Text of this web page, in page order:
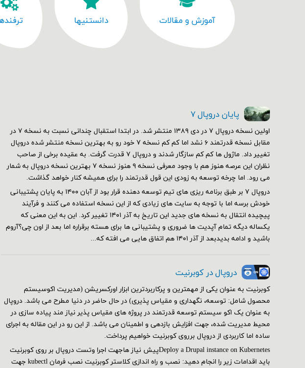
آموزش و مقالات دانستنیها
پایان دروپال ۷
اولین نسخه دروپال ۷ در دی ۱۳۸۹ منتشر شد. در ابتدا استقبال چندانی نسبت به نسخه ۷ در
مقابل نسخه قدرتمند ۶ نشد اما کم کم نسخه ۷ خود رو به بهترین نسخه منتشر شده دروپال
تغییر داد. ماژول ها کم کم سازگار شدند و دروپال ۷ قدرت گرفت. به عقیده برخی از صاحب
نظران این عرصه هنوز هم با وجود معرفی نسخه ۹ هنوز نسخه ۷ بهترین نسخه دروپال به شمار
می رود. اما چرخه توسعه به زودی این قول قدرتمند را برای همیشه کنار خواهد گذاشت.
دروپال ۷ بر طبق برنامه ریزی های تیم توسعه دهنده قرار بود از آبان ۱۴۰۰ به پایان پشتیبانی
خودش برسه اما با توجه به سایت های زیادی که از این نسخه استفاده می کنند و فرآیند
پیچیده انتقال به نسخه های جدید این تاریخ به آذر ۱۴۰۱ تغییر کرد. این به این معنی که
یکساله دیگه تمام آپدیت ها ضروری و پشتیبانی ها برای هسته برقراره اما بعد از اون چی؟آروم
باشید و ادامه بدیدبعد از آذر ۱۴۰۱ هم اتفاق هایی می افته که...
دروپال در کوبرنیت
کوبرنیت به عنوان یکی از مهمترین و پرکاربردترین ابزار اورکسریشن (مدیریت اکوسیستم
محصول شامل: توسعه، نگهداری و مقیاس پذیری) در حال حاضر در دنیا مطرح می باشد. دروپال
به عنوان یک اکو سیستم توسعه قدرتمند در پروژه های مقیاس پذیر نیاز مند پیاده سازی در
محیط مدیریت شده، جهت افزایش بازدهی و اطمینان می باشد. از این رو در این مقاله به اجرای
ساده اما کاربردی از دروپال برروی کوبرنیت خواهیم پرداخت.
Deploy a Drupal instance on Kubernetesپیش نیاز هاجهت اجرا وتست دروپال بر روی کوبرنیت
باید اقدامات زیر را انجام دهید: نصب و راه اندازی کلاستر کوبرنیت نصب فرمان kubectl جهت